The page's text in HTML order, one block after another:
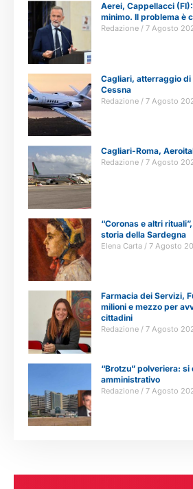
Aerei, Cappellacci (FI):
minimo. Il problema è
Redazione 7 Agosto
Cagliari, atterraggio di
Cessna
Redazione 7 Agosto
Cagliari-Roma,
Redazione 7 Agosto
“Coronas e altri
storia della Sardegna
Elena Carta 7 Agosto
Farmacia dei Servizi,
milioni e mezzo per
cittadini
Redazione 7 Agosto
“Brotzu” polveriera:
amministrativo
Redazione 7 Agosto